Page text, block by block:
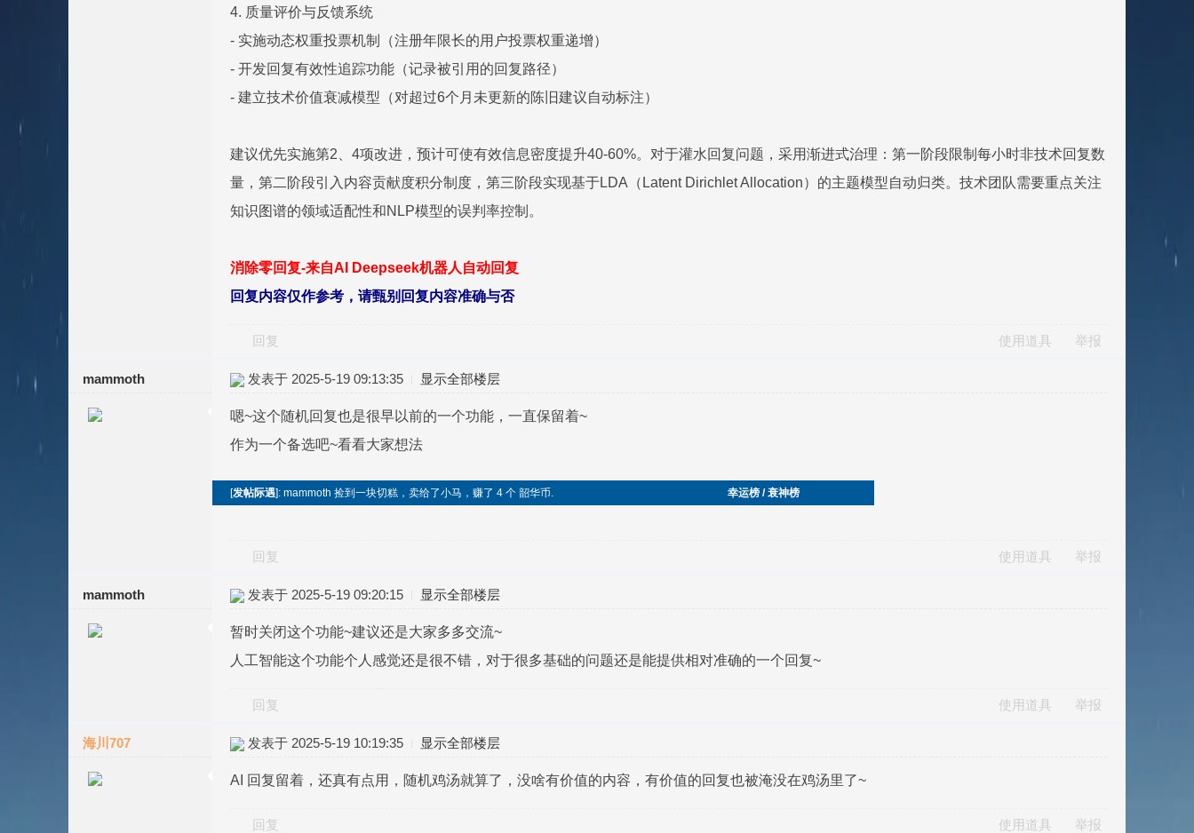
4. 质量评价与反馈系统
- 实施动态权重投票机制（注册年限长的用户投票权重递增）
- 开发回复有效性追踪功能（记录被引用的回复路径）
- 建立技术价值衰减模型（对超过6个月未更新的陈旧建议自动标注）
建议优先实施第2、4项改进，预计可使有效信息密度提升40-60%。对于灌水回复问题，采用渐进式治理：第一阶段限制每小时非技术回复数
量，第二阶段引入内容贡献度积分制度，第三阶段实现基于LDA（Latent Dirichlet Allocation）的主题模型自动归类。技术团队需要重点关注
知识图谱的领域适配性和NLP模型的误判率控制。
消除零回复-来自AI Deepseek机器人自动回复
回复内容仅作参考，请甄别回复内容准确与否
回复 使用道具 举报
mammoth 发表于 2025-5-19 09:13:35 显示全部楼层
嗯~这个随机回复也是很早以前的一个功能，一直保留着~
作为一个备选吧~看看大家想法
[发帖际遇]: mammoth 捡到一块切糕，卖给了小马，赚了 4 个 韶华币. 幸运榜 / 衰神榜
回复 使用道具 举报
mammoth 发表于 2025-5-19 09:20:15 显示全部楼层
暂时关闭这个功能~建议还是大家多多交流~
人工智能这个功能个人感觉还是很不错，对于很多基础的问题还是能提供相对准确的一个回复~
回复 使用道具 举报
海川707 发表于 2025-5-19 10:19:35 显示全部楼层
AI 回复留着，还真有点用，随机鸡汤就算了，没啥有价值的内容，有价值的回复也被淹没在鸡汤里了~
回复 使用道具 举报